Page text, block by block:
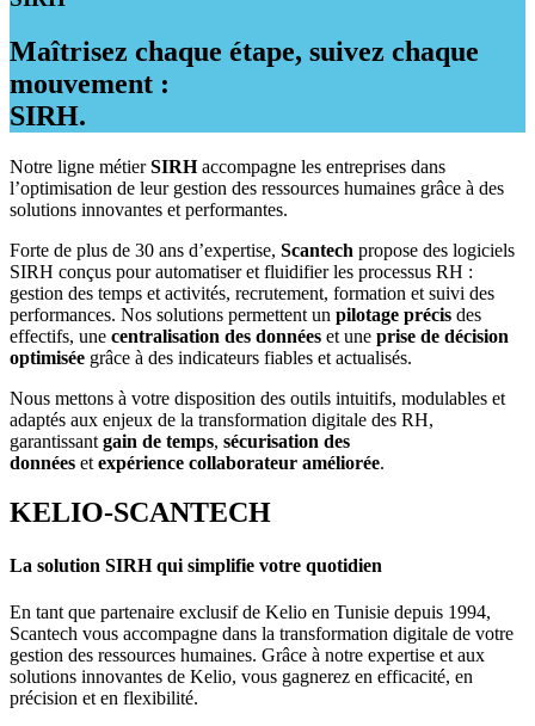
Maîtrisez chaque étape, suivez chaque
mouvement :
SIRH.
Notre ligne métierSIRHaccompagne les entreprises dans
l’optimisation de leur gestion des ressources humaines grâce à des
solutions innovantes et performantes.
Forte de plus de 30 ans d’expertise, Scantech propose des logiciels
SIRH conçus pour automatiser et fluidifier les processus RH :
gestion des temps et activités, recrutement, formation et suivi des
performances. Nos solutions permettent un pilotage précis des
effectifs, une centralisation des données et une prise de décision
optimisée grâce à des indicateurs fiables et actualisés.
Nous mettons à votre disposition des outils intuitifs, modulables et
adaptés aux enjeux de la transformation digitale des RH,
garantissant gain de temps, sécurisation des
données et expérience collaborateur améliorée.
KELIO-SCANTECH
La solution SIRH qui simplifie votre quotidien
En tant que partenaire exclusif de Kelio en Tunisie depuis 1994,
Scantech vous accompagne dans la transformation digitale de votre
gestion des ressources humaines. Grâce à notre expertise et aux
solutions innovantes de Kelio, vous gagnerez en efficacité, en
précision et en flexibilité.